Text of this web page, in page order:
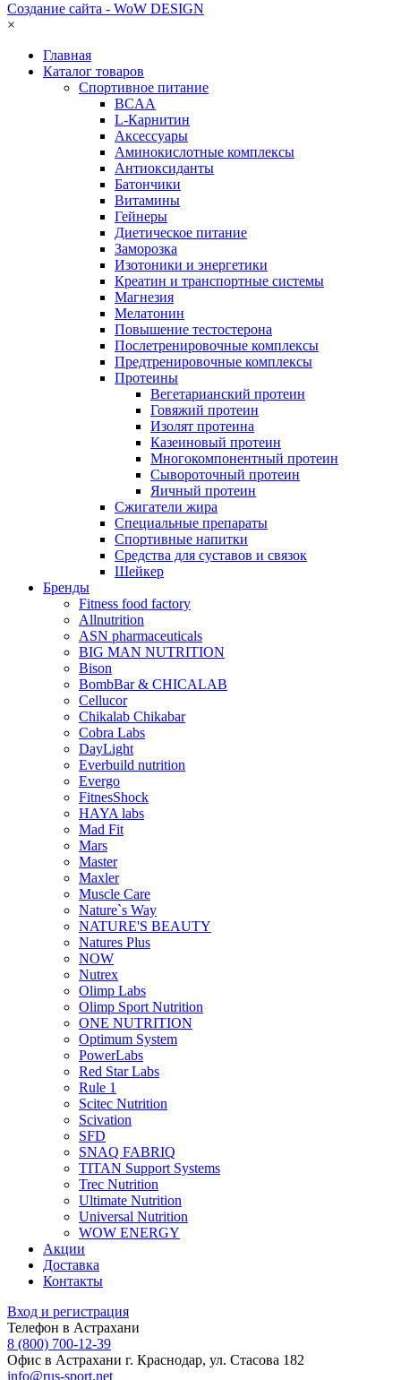
Создание сайта - WoW DESIGN
×
Главная
Каталог товаров
Спортивное питание
BCAA
L-Карнитин
Аксессуары
Аминокислотные комплексы
Антиоксиданты
Батончики
Витамины
Гейнеры
Диетическое питание
Заморозка
Изотоники и энергетики
Креатин и транспортные системы
Магнезия
Мелатонин
Повышение тестостерона
Послетренировочные комплексы
Предтренировочные комплексы
Протеины
Вегетарианский протеин
Говяжий протеин
Изолят протеина
Казеиновый протеин
Многокомпонентный протеин
Сывороточный протеин
Яичный протеин
Сжигатели жира
Специальные препараты
Спортивные напитки
Средства для суставов и связок
Шейкер
Бренды
Fitness food factory
Allnutrition
ASN pharmaceuticals
BIG MAN NUTRITION
Bison
BombBar & CHICALAB
Cellucor
Chikalab Chikabar
Cobra Labs
DayLight
Everbuild nutrition
Evergo
FitnesShock
HAYA labs
Mad Fit
Mars
Master
Maxler
Muscle Care
Nature`s Way
NATURE'S BEAUTY
Natures Plus
NOW
Nutrex
Olimp Labs
Olimp Sport Nutrition
ONE NUTRITION
Optimum System
PowerLabs
Red Star Labs
Rule 1
Scitec Nutrition
Scivation
SFD
SNAQ FABRIQ
TITAN Support Systems
Trec Nutrition
Ultimate Nutrition
Universal Nutrition
WOW ENERGY
Акции
Доставка
Контакты
Вход и регистрация
Телефон в Астрахани
8 (800) 700-12-39
Офис в Астрахани г. Краснодар, ул. Стасова 182
info@rus-sport.net